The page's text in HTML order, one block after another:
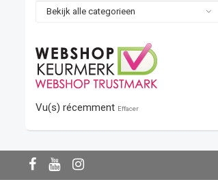
Bekijk alle categorieen
Vu(s) récemment Effacer